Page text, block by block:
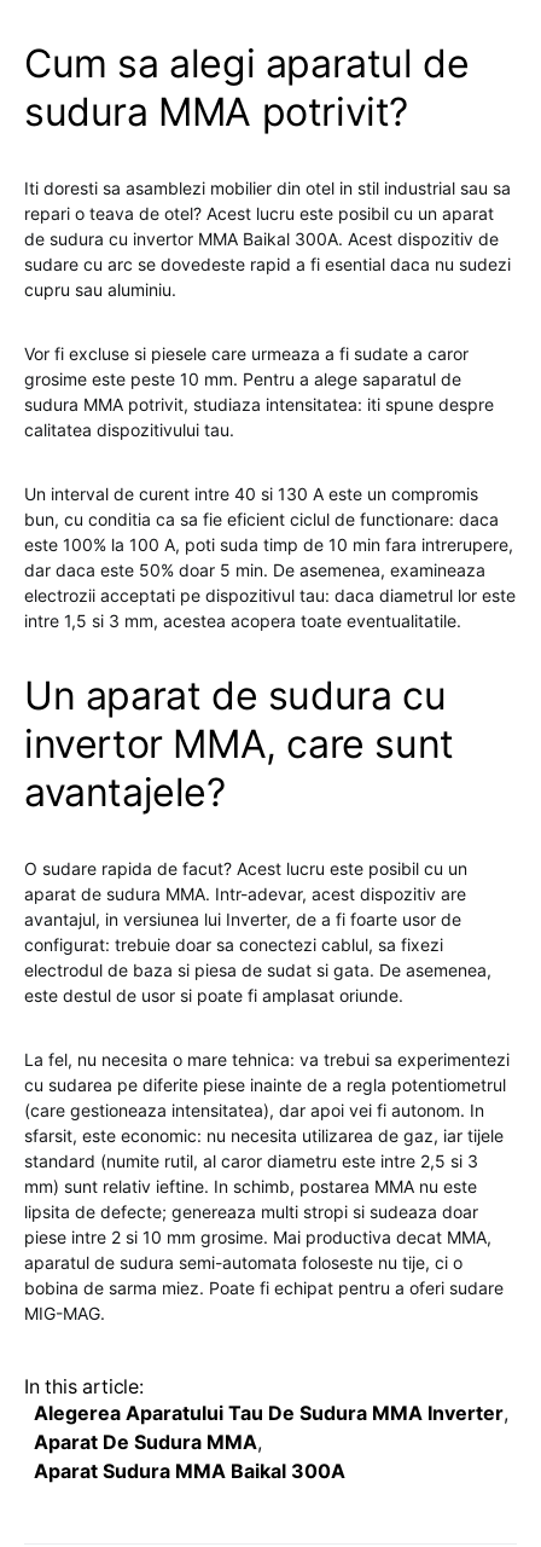
Cum sa alegi aparatul de
sudura MMA potrivit?
Iti doresti sa asamblezi mobilier din otel in stil industrial sau sa
repari o teava de otel? Acest lucru este posibil cu un aparat
de sudura cu invertor MMA Baikal 300A. Acest dispozitiv de
sudare cu arc se dovedeste rapid a fi esential daca nu sudezi
cupru sau aluminiu.
Vor fi excluse si piesele care urmeaza a fi sudate a caror
grosime este peste 10 mm. Pentru a alege saparatul de
sudura MMA potrivit, studiaza intensitatea: iti spune despre
calitatea dispozitivului tau.
Un interval de curent intre 40 si 130 A este un compromis
bun, cu conditia ca sa fie eficient ciclul de functionare: daca
este 100% la 100 A, poti suda timp de 10 min fara intrerupere,
dar daca este 50% doar 5 min. De asemenea, examineaza
electrozii acceptati pe dispozitivul tau: daca diametrul lor este
intre 1,5 si 3 mm, acestea acopera toate eventualitatile.
Un aparat de sudura cu
invertor MMA, care sunt
avantajele?
O sudare rapida de facut? Acest lucru este posibil cu un
aparat de sudura MMA. Intr-adevar, acest dispozitiv are
avantajul, in versiunea lui Inverter, de a fi foarte usor de
configurat: trebuie doar sa conectezi cablul, sa fixezi
electrodul de baza si piesa de sudat si gata. De asemenea,
este destul de usor si poate fi amplasat oriunde.
La fel, nu necesita o mare tehnica: va trebui sa experimentezi
cu sudarea pe diferite piese inainte de a regla potentiometrul
(care gestioneaza intensitatea), dar apoi vei fi autonom. In
sfarsit, este economic: nu necesita utilizarea de gaz, iar tijele
standard (numite rutil, al caror diametru este intre 2,5 si 3
mm) sunt relativ ieftine. In schimb, postarea MMA nu este
lipsita de defecte; genereaza multi stropi si sudeaza doar
piese intre 2 si 10 mm grosime. Mai productiva decat MMA,
aparatul de sudura semi-automata foloseste nu tije, ci o
bobina de sarma miez. Poate fi echipat pentru a oferi sudare
MIG-MAG.
In this article:
Alegerea Aparatului Tau De Sudura MMA Inverter,
Aparat De Sudura MMA,
Aparat Sudura MMA Baikal 300A